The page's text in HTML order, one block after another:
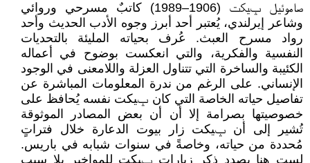
صاموئيل ݒيكت (1906–1989) كاتبٌ مسرحي وروائي
وشاعر إيرلندي، يُعتبر أحد أبرز وجوه الأدب الحديث وأحد
رواد مسرح العبث. عُرف بحياته المليئة بالتحديات
النفسية والفكرية، والتي انعكست بوضوح في أعماله
الكئيبة والساخرة التي تتناول العزلة واللامعنى في الوجود
الإنساني. على الرغم من ندرة المعلومات المباشرة عن
تفاصيل حياته الخاصة التي كان ݒيكت نفسه يُحافظ على
خصوصيتها بصرامة إلا أن أن بعض المصادر الموثوقة
تُشير إلى أن ݒيكت زار بيوت الدعارة خلال فتراتٍ
مُحددة من حياته، وخاصةً في سنوات شبابه في باريس.
لست هنا بصدد ذكر زيارات ݒيكت للمواخير بلا سبب